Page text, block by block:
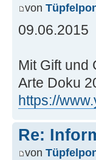
von
09.06.2015
Mit Gift und
Arte Doku
https://
Re:
von